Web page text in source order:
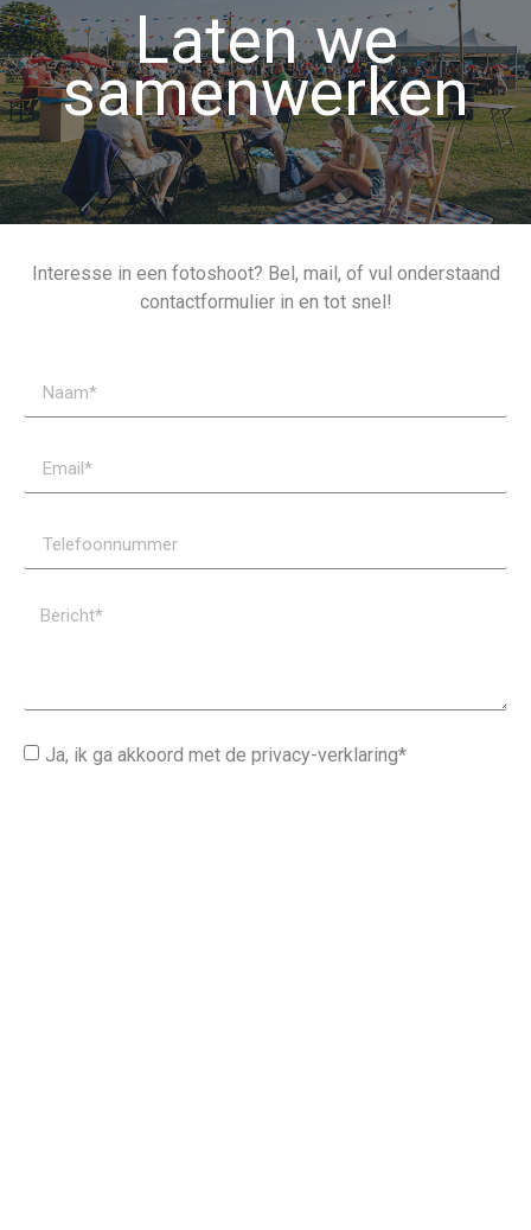
Laten we
samenwerken
Interesse in een fotoshoot? Bel, mail, of vul onderstaand
contactformulier in en tot snel!
Ja, ik ga akkoord met de privacy-verklaring*